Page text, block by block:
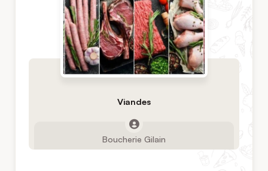
Viandes
Boucherie Gilain